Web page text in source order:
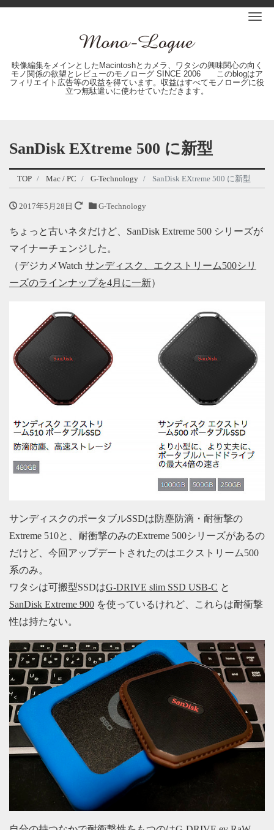
映像編集をメインとしたMacintoshとカメラ、ワタシの興味関心の向く
モノ関係の欲望とレビューのモノローグ SINCE 2006 このblogはア
フィリエイト広告等の収益を得ています。収益はすべてモノローグに役
立つ無駄遣いに使わせていただきます。
SanDisk EXtreme 500 に新型
TOP Mac / PC G-Technology SanDisk EXtreme 500 に新型
2017年5月28日 G-Technology
ちょっと古いネタだけど、SanDisk Extreme 500 シリーズが
マイナーチェンジした。
（デジカメWatch サンディスク、エクストリーム500シリ
ーズのラインナップを4月に一新）
サンディスクのポータブルSSDは防塵防滴・耐衝撃の
Extreme 510と、耐衝撃のみのExtreme 500シリーズがあるの
だけど、今回アップデートされたのはエクストリーム500
系のみ。
ワタシは可搬型SSDはG-DRIVE slim SSD USB-C と
SanDisk Extreme 900 を使っているけれど、これらは耐衝撃
性は持たない。